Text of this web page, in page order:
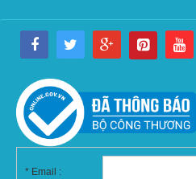
* Email :